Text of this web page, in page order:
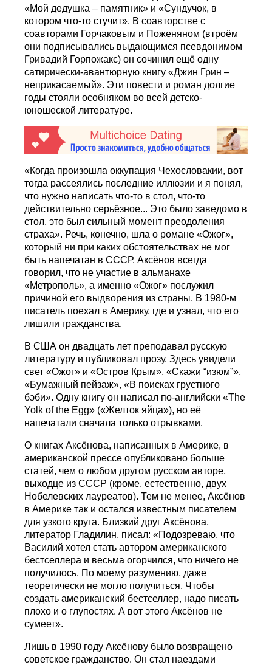
«Мой дедушка – памятник» и «Сундучок, в
котором что-то стучит». В соавторстве с
соавторами Горчаковым и Поженяном (втроём
они подписывались выдающимся псевдонимом
Гривадий Горпожакс) он сочинил ещё одну
сатирически-авантюрную книгу «Джин Грин –
неприкасаемый». Эти повести и роман долгие
годы стояли особняком во всей детско-
юношеской литературе.
«Когда произошла оккупация Чехословакии, вот
тогда рассеялись последние иллюзии и я понял,
что нужно написать что-то в стол, что-то
действительно серьёзное... Это было заведомо в
стол, это был сильный момент преодоления
страха». Речь, конечно, шла о романе «Ожог»,
который ни при каких обстоятельствах не мог
быть напечатан в СССР. Аксёнов всегда
говорил, что не участие в альманахе
«Метрополь», а именно «Ожог» послужил
причиной его выдворения из страны. В 1980-м
писатель поехал в Америку, где и узнал, что его
лишили гражданства.
В США он двадцать лет преподавал русскую
литературу и публиковал прозу. Здесь увидели
свет «Ожог» и «Остров Крым», «Скажи “изюм”»,
«Бумажный пейзаж», «В поисках грустного
бэби». Одну книгу он написал по-английски «The
Yolk of the Egg» («Желток яйца»), но её
напечатали сначала только отрывками.
О книгах Аксёнова, написанных в Америке, в
американской прессе опубликовано больше
статей, чем о любом другом русском авторе,
выходце из СССР (кроме, естественно, двух
Нобелевских лауреатов). Тем не менее, Аксёнов
в Америке так и остался известным писателем
для узкого круга. Близкий друг Аксёнова,
литератор Гладилин, писал: «Подозреваю, что
Василий хотел стать автором американского
бестселлера и весьма огорчился, что ничего не
получилось. По моему разумению, даже
теоретически не могло получиться. Чтобы
создать американский бестселлер, надо писать
плохо и о глупостях. А вот этого Аксёнов не
сумеет».
Лишь в 1990 году Аксёнову было возвращено
советское гражданство. Он стал наездами